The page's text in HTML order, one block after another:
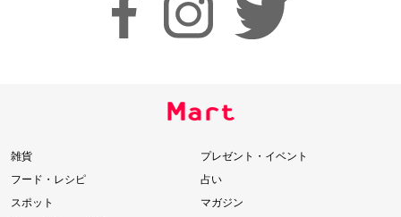
雑貨
フード・レシピ
スポット
プレゼント・イベント
占い
マガジン